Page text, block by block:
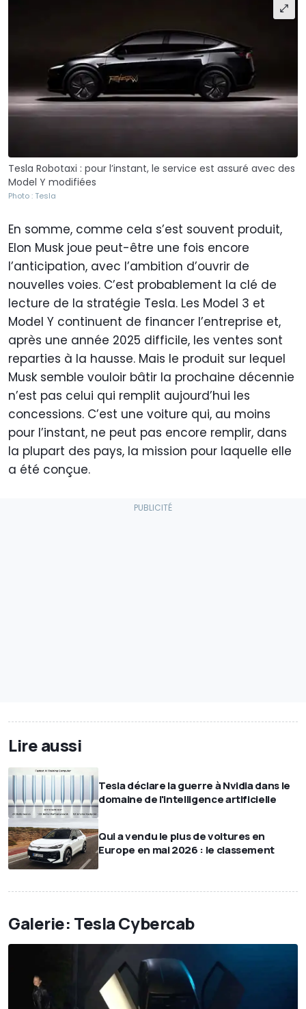
Tesla Robotaxi : pour l’instant, le service est assuré avec des
Model Y modifiées
Photo : Tesla
En somme, comme cela s’est souvent produit,
Elon Musk joue peut-être une fois encore
l’anticipation, avec l’ambition d’ouvrir de
nouvelles voies. C’est probablement la clé de
lecture de la stratégie Tesla. Les Model 3 et
Model Y continuent de financer l’entreprise et,
après une année 2025 difficile, les ventes sont
reparties à la hausse. Mais le produit sur lequel
Musk semble vouloir bâtir la prochaine décennie
n’est pas celui qui remplit aujourd’hui les
concessions. C’est une voiture qui, au moins
pour l’instant, ne peut pas encore remplir, dans
la plupart des pays, la mission pour laquelle elle
a été conçue.
Lire aussi
Tesla déclare la guerre à Nvidia dans le
domaine de l'intelligence artificielle
Qui a vendu le plus de voitures en
Europe en mai 2026 : le classement
Galerie: Tesla Cybercab